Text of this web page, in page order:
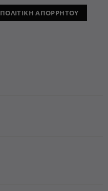
ΠΟΛΙΤΙΚΗ ΑΠΟΡΡΗΤΟΥ